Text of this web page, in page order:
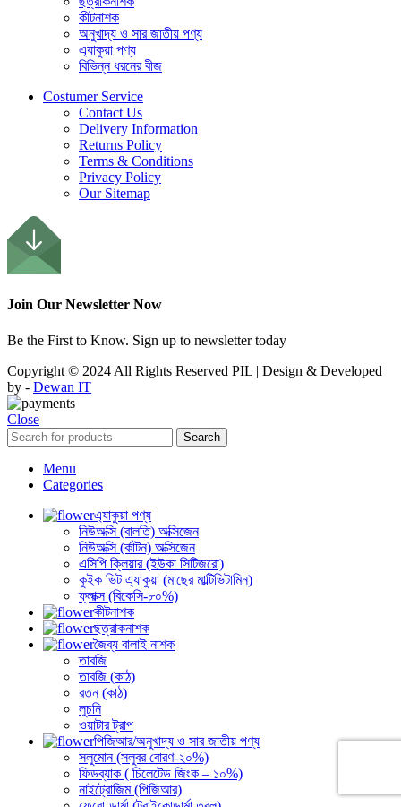
কীটনাশক
অনুখাদ্য ও সার জাতীয় পণ্য
এ্যাকুয়া পণ্য
বিভিন্ন ধরনের বীজ
Costumer Service
Contact Us
Delivery Information
Returns Policy
Terms & Conditions
Privacy Policy
Our Sitemap
Join Our Newsletter Now
Be the First to Know. Sign up to newsletter today
Copyright © 2024 All Rights Reserved PIL | Design & Developed
by - Dewan IT
Close
Search
Menu
Categories
এ্যাকুয়া পণ্য
নিউঅক্সি (বালতি) অক্সিজেন
নিউঅক্সি (র্কাটন) অক্সিজেন
এসিপি ক্লিয়ার (ইউকা সিটিজরো)
কুইক ভিট এ্যাকুয়া (মাছের মাল্টিভিটামিন)
ফ্লাক্স (বিকেসি-৮০%)
কীটনাশক
ছত্রাকনাশক
জৈব্য বালাই নাশক
তাবজি
তাবজি (কাঠ)
রতন (কাঠ)
লুচনি
ওয়াটার ট্রাপ
পিজিআর/অনুখাদ্য ও সার জাতীয় পণ্য
সলুমোন (সলুবর বোরণ-২০%)
ফিডব্যাক ( চিলেটেড জিংক – ১০%)
নাইট্রোজিম (পিজিআর)